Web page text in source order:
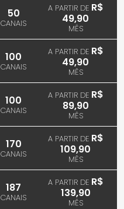
50
CANAIS
A PARTIR DE R$
49,90
MÊS
100
CANAIS
A PARTIR DE R$
49,90
MÊS
100
CANAIS
A PARTIR DE R$
89,90
MÊS
170
CANAIS
A PARTIR DE R$
109,90
MÊS
187
CANAIS
A PARTIR DE R$
139,90
MÊS